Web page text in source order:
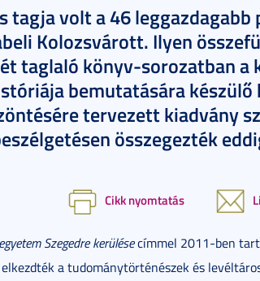
tagja volt a 46 leggazdagabb
Kolozsvárott. Ilyen
taglaló könyv-sorozatban a
bemutatására készülő
tervezett kiadvány
összegezték
Cikk nyomtatás
Szegedre kerülésecímmel 2011-ben
a tudománytörténészek és